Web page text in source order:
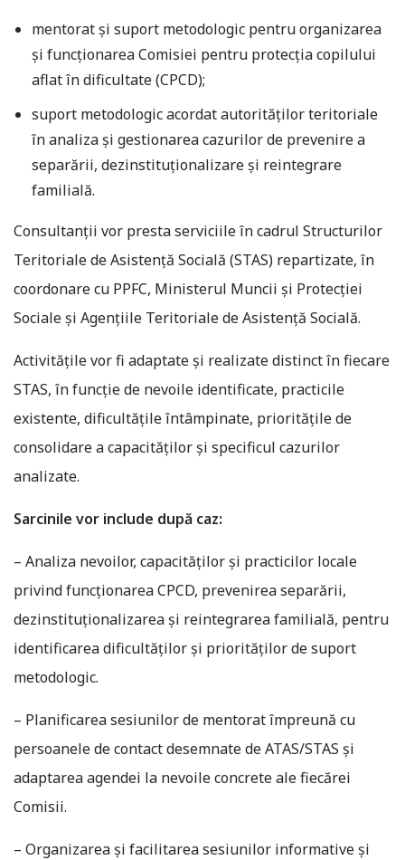
mentorat și suport metodologic pentru organizarea
și funcționarea Comisiei pentru protecția copilului
aflat în dificultate (CPCD);
suport metodologic acordat autorităților teritoriale
în analiza și gestionarea cazurilor de prevenire a
separării, dezinstituționalizare și reintegrare
familială.
Consultanții vor presta serviciile în cadrul Structurilor
Teritoriale de Asistență Socială (STAS) repartizate, în
coordonare cu PPFC, Ministerul Muncii și Protecției
Sociale și Agențiile Teritoriale de Asistență Socială.
Activitățile vor fi adaptate și realizate distinct în fiecare
STAS, în funcție de nevoile identificate, practicile
existente, dificultățile întâmpinate, prioritățile de
consolidare a capacităților și specificul cazurilor
analizate.
Sarcinile vor include după caz:
– Analiza nevoilor, capacităților și practicilor locale
privind funcționarea CPCD, prevenirea separării,
dezinstituționalizarea și reintegrarea familială, pentru
identificarea dificultăților și priorităților de suport
metodologic.
– Planificarea sesiunilor de mentorat împreună cu
persoanele de contact desemnate de ATAS/STAS și
adaptarea agendei la nevoile concrete ale fiecărei
Comisii.
– Organizarea și facilitarea sesiunilor informative și